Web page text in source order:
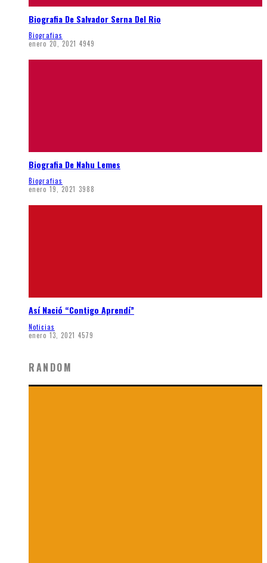
Biografia De Salvador Serna Del Rio
Biografias
enero 20, 2021 4949
Biografia De Nahu Lemes
Biografias
enero 19, 2021 3988
Así Nació “Contigo Aprendí”
Noticias
enero 13, 2021 4579
RANDOM